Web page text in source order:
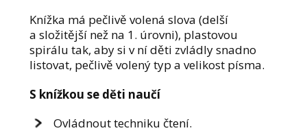
Knížka má pečlivě volená slova (delší
a složitější než na 1. úrovni), plastovou
spirálu tak, aby si v ní děti zvládly snadno
listovat, pečlivě volený typ a velikost písma.
S knížkou se děti naučí
Ovládnout techniku čtení.